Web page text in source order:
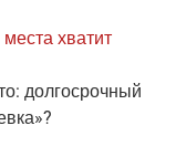
хва­тит
дол­го­сроч­ный